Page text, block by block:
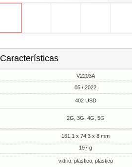
Características
V2203A
05 / 2022
402 USD
2G, 3G, 4G, 5G
161.1 x 74.3 x 8 mm
197 g
vidrio, plastico, plastico